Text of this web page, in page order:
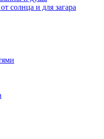
солнца и для загара